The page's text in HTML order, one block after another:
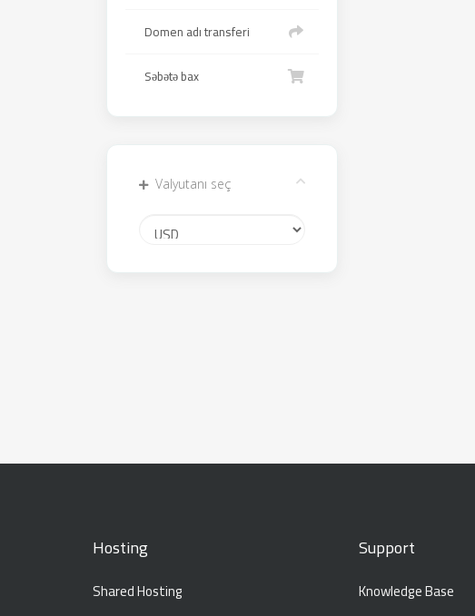
Domen adı transferi
Səbətə bax
Valyutanı seç
Hosting
Shared Hosting
Support
Knowledge Base